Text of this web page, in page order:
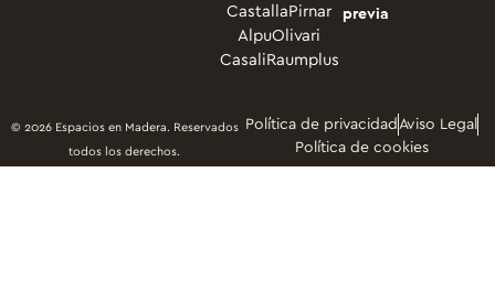
CastallaPirnar
AlpuOlivari
CasaliRaumplus
previa
© 2026 Espacios en Madera. Reservados
todos los derechos.
Política de privacidad Aviso Legal
Política de cookies